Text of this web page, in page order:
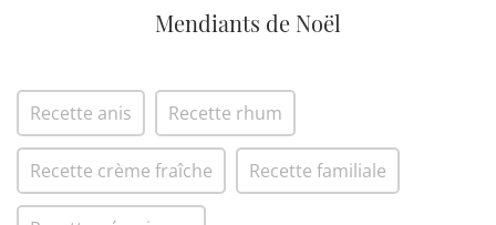
Mendiants de Noël
Recette anis Recette rhum
Recette crème fraîche Recette familiale